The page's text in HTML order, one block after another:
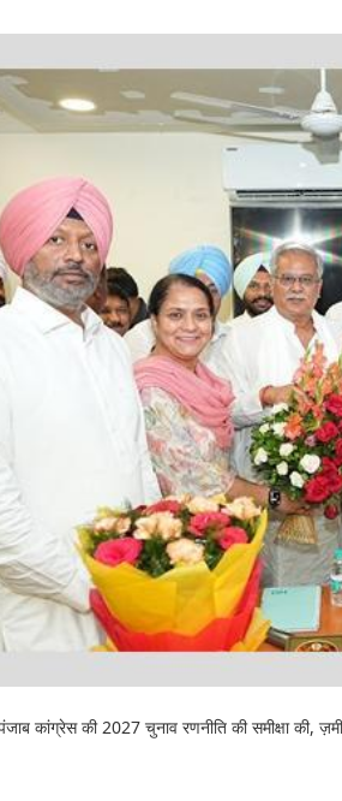
कांग्रेस की 2027 चुनाव रणनीति की समीक्षा की,